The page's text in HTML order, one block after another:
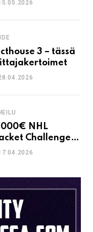
3 – tässä
000€ NHL
Challenge –